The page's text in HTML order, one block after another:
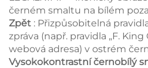
černém smaltu na bílém
Zpět : Přizpůsobitelná
zpráva (např. pravidla „F. King
webová adresa) v ostrém
Vysokokontrastní černobílý